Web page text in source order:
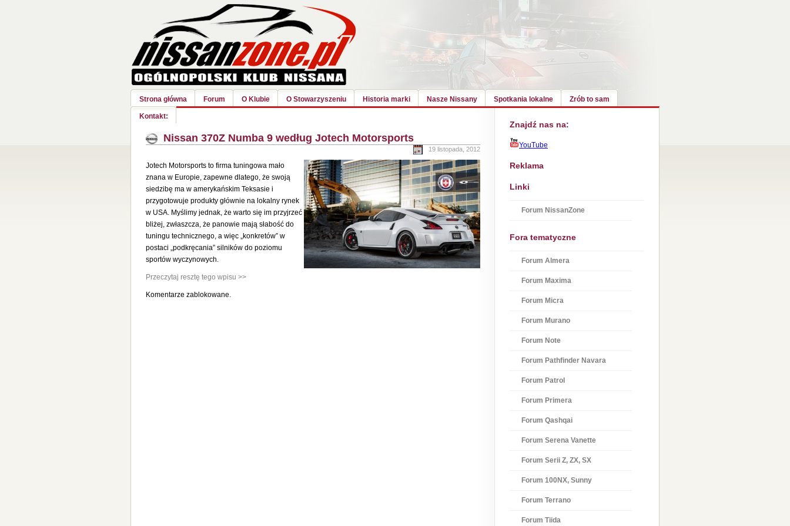
Strona główna Forum O Klubie O Stowarzyszeniu Historia marki Nasze Nissany Spotkania lokalne Zrób to sam
Kontakt:
Znajdź nas na:
YouTube
Reklama
Linki
Forum NissanZone
Fora tematyczne
Forum Almera
Forum Maxima
Forum Micra
Forum Murano
Forum Note
Forum Pathfinder Navara
Forum Patrol
Forum Primera
Forum Qashqai
Forum Serena Vanette
Forum Serii Z, ZX, SX
Forum 100NX, Sunny
Forum Terrano
Forum Tiida
Nissan 370Z Numba 9 według Jotech Motorsports
19 listopada, 2012
Jotech Motorsports to firma tuningowa mało
znana w Europie, zapewne dlatego, że swoją
siedzibę ma w amerykańskim Teksasie i
przygotowuje produkty głównie na lokalny rynek
w USA. Myślimy jednak, że warto się im przyjrzeć
bliżej, zwłaszcza, że panowie mają słabość do
tuningu technicznego, a więc „konkretów” w
postaci „podkręcania” silników do poziomu
sportów wyczynowych.
Przeczytaj resztę tego wpisu >>
Komentarze zablokowane.